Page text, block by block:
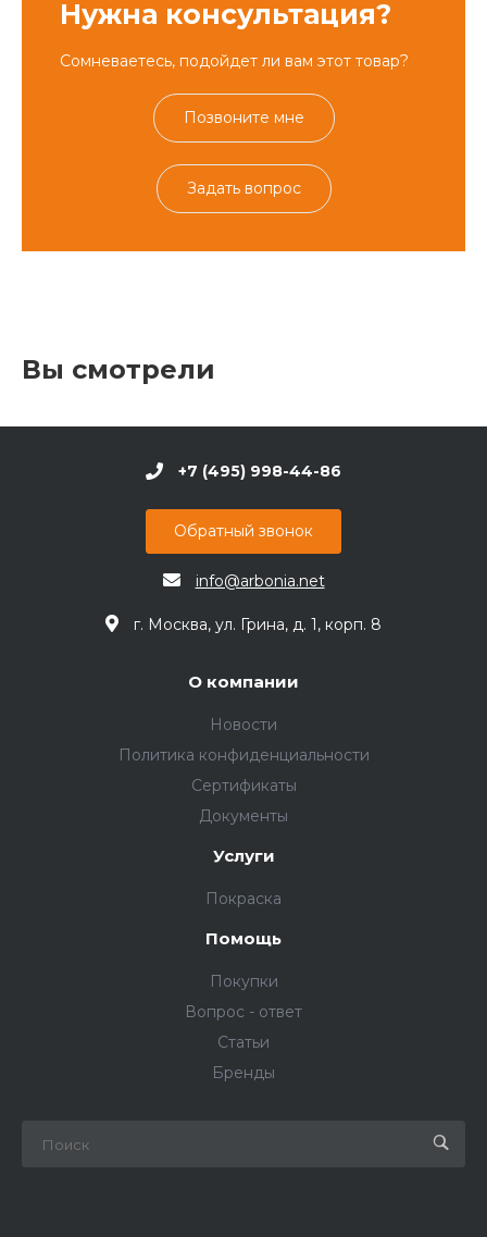
Нужна консультация?
Сомневаетесь, подойдет ли вам этот товар?
Позвоните мне
Задать вопрос
Вы смотрели
+7 (495) 998-44-86
Обратный звонок
info@arbonia.net
г. Москва, ул. Грина, д. 1, корп. 8
О компании
Новости
Политика конфиденциальности
Сертификаты
Документы
Услуги
Покраска
Помощь
Покупки
Вопрос - ответ
Статьи
Бренды